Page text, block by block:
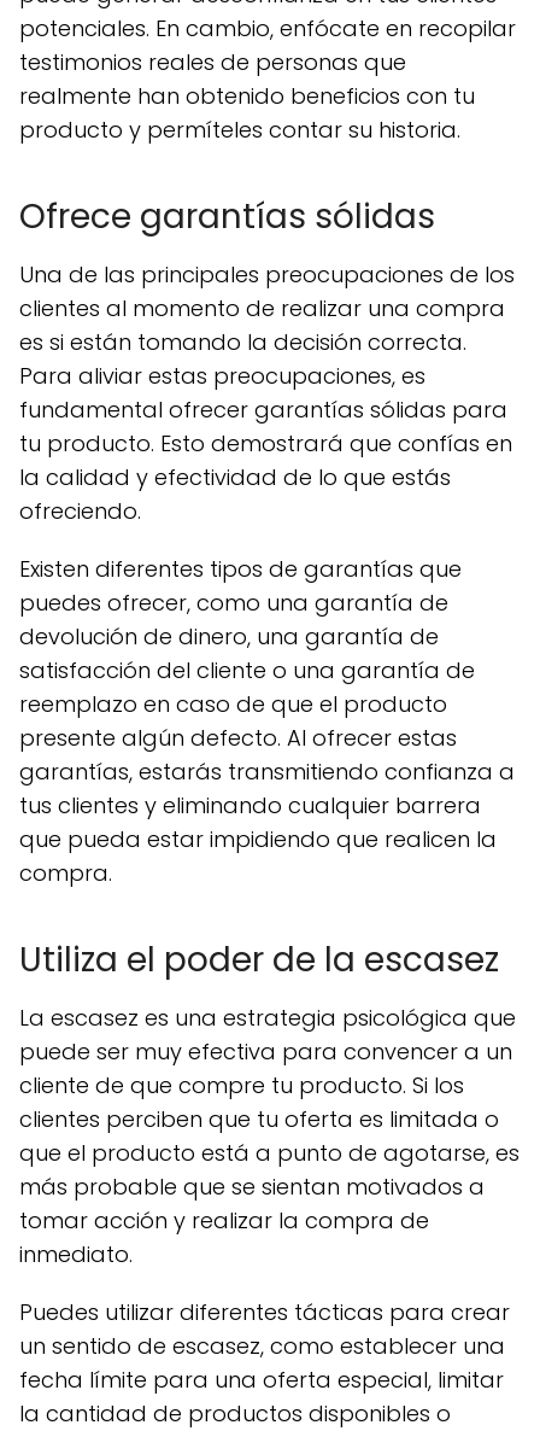
potenciales. En cambio, enfócate en recopilar
testimonios reales de personas que
realmente han obtenido beneficios con tu
producto y permíteles contar su historia.
Ofrece garantías sólidas
Una de las principales preocupaciones de los
clientes al momento de realizar una compra
es si están tomando la decisión correcta.
Para aliviar estas preocupaciones, es
fundamental ofrecer garantías sólidas para
tu producto. Esto demostrará que confías en
la calidad y efectividad de lo que estás
ofreciendo.
Existen diferentes tipos de garantías que
puedes ofrecer, como una garantía de
devolución de dinero, una garantía de
satisfacción del cliente o una garantía de
reemplazo en caso de que el producto
presente algún defecto. Al ofrecer estas
garantías, estarás transmitiendo confianza a
tus clientes y eliminando cualquier barrera
que pueda estar impidiendo que realicen la
compra.
Utiliza el poder de la escasez
La escasez es una estrategia psicológica que
puede ser muy efectiva para convencer a un
cliente de que compre tu producto. Si los
clientes perciben que tu oferta es limitada o
que el producto está a punto de agotarse, es
más probable que se sientan motivados a
tomar acción y realizar la compra de
inmediato.
Puedes utilizar diferentes tácticas para crear
un sentido de escasez, como establecer una
fecha límite para una oferta especial, limitar
la cantidad de productos disponibles o